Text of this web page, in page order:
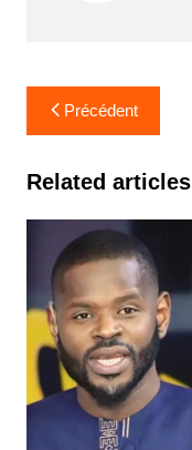
Navigation
de
l’article
Précédent
Related articles